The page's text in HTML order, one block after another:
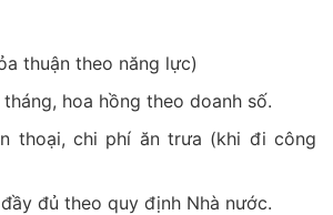
thuận theo năng lực)
hoa hồng theo doanh số.
thoại, chi phí ăn trưa (khi đi công
đủ theo quy định Nhà nước.